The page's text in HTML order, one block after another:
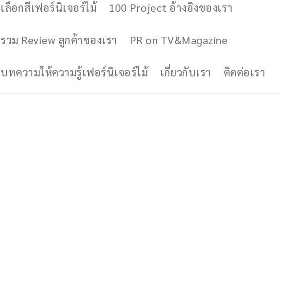
เลือกสีเฟอร์นิเจอร์ไม้ 100 Project อ้างอิงของเรา
รวม Review ลูกค้าของเรา PR on TV&Magazine
บทความให้ความรู้เฟอร์นิเจอร์ไม้ เกี่ยวกับเรา ติดต่อเรา